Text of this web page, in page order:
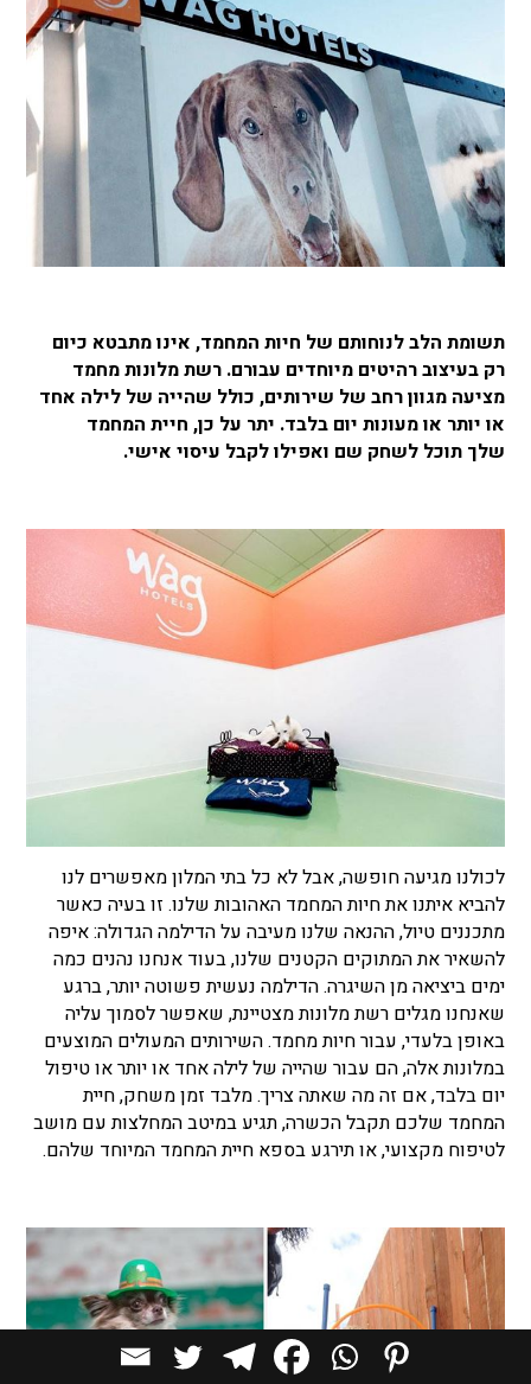
תשומת הלב לנוחותם של חיות המחמד, אינו מתבטא כיום
רק בעיצוב רהיטים מיוחדים עבורם. רשת מלונות מחמד
מציעה מגוון רחב של שירותים, כולל שהייה של לילה אחד
או יותר או מעונות יום בלבד. יתר על כן, חיית המחמד
שלך תוכל לשחק שם ואפילו לקבל עיסוי אישי.
לכולנו מגיעה חופשה, אבל לא כל בתי המלון מאפשרים לנו
להביא איתנו את חיות המחמד האהובות שלנו. זו בעיה כאשר
מתכננים טיול, ההנאה שלנו מעיבה על הדילמה הגדולה: איפה
להשאיר את המתוקים הקטנים שלנו, בעוד אנחנו נהנים כמה
ימים ביציאה מן השיגרה. הדילמה נעשית פשוטה יותר, ברגע
שאנחנו מגלים רשת מלונות מצטיינת, שאפשר לסמוך עליה
באופן בלעדי, עבור חיות מחמד. השירותים המעולים המוצעים
במלונות אלה, הם עבור שהייה של לילה אחד או יותר או טיפול
יום בלבד, אם זה מה שאתה צריך. מלבד זמן משחק, חיית
המחמד שלכם תקבל הכשרה, תגיע במיטב המחלצות עם מושב
לטיפוח מקצועי, או תירגע בספא חיית המחמד המיוחד שלהם.